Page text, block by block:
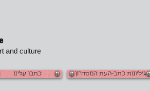
and culture
כתבו עלינו גיליונות כתב-העת המסדרון